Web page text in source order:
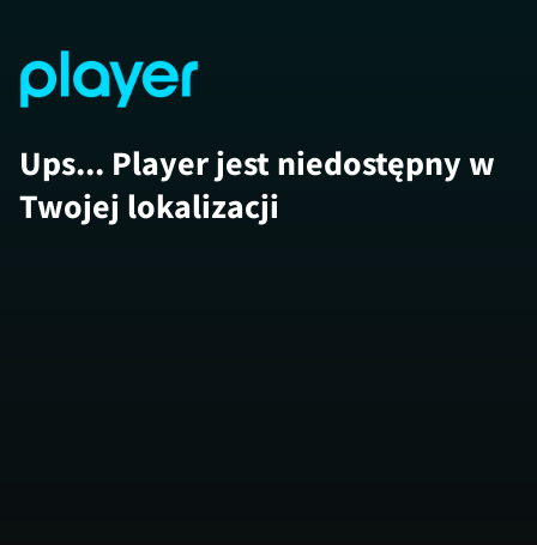
Ups... Player jest niedostępny w
Twojej lokalizacji